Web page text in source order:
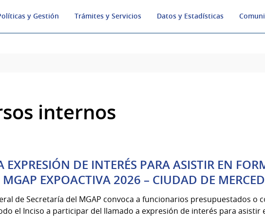
y Gestión Trámites y Servicios Datos y Estadísticas
internos
DE INTERÉS PARA ASISTIR EN
EXPOACTIVA 2026 – CIUDAD DE
de Secretaría del MGAP convoca a funcionarios presupuestados o
el Inciso a participar del llamado a expresión de interés para asistir